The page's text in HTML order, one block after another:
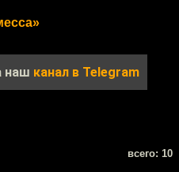
наш канал в Telegram
всего: 10